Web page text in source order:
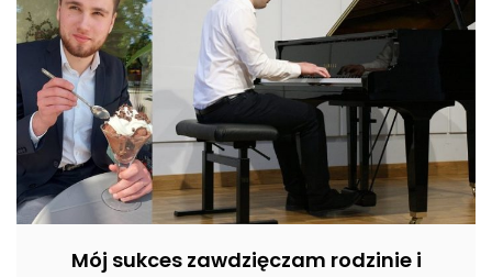
Mój sukces zawdzięczam rodzinie i